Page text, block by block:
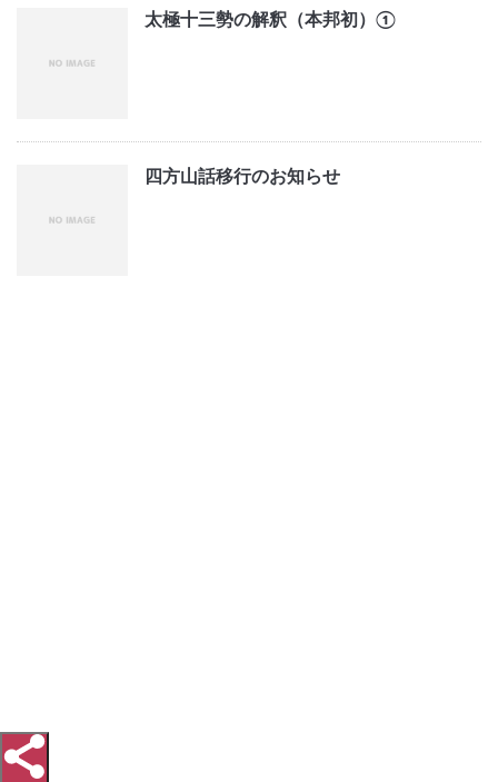
太極十三勢の解釈（本邦初）①
四方山話移行のお知らせ